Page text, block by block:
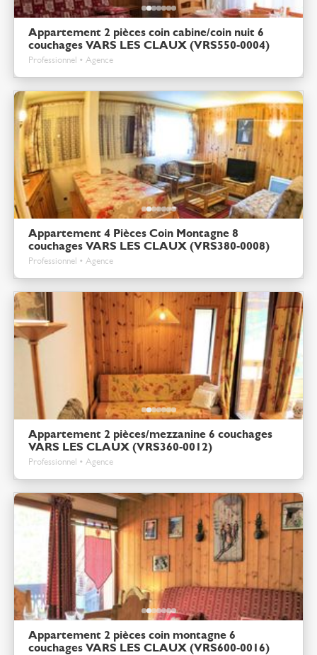
Appartement 2 pièces coin cabine/coin nuit 6
couchages VARS LES CLAUX (VRS550-0004)
Professionnel • Agence
Appartement 4 Pièces Coin Montagne 8
couchages VARS LES CLAUX (VRS380-0008)
Professionnel • Agence
Appartement 2 pièces/mezzanine 6 couchages
VARS LES CLAUX (VRS360-0012)
Professionnel • Agence
Appartement 2 pièces coin montagne 6
couchages VARS LES CLAUX (VRS600-0016)